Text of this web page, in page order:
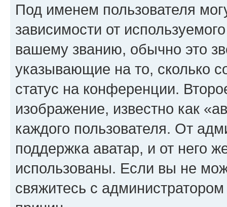
Под именем пользователя
зависимости от
вашему званию, обычно это
указывающие на то, сколько
статус на конференции.
изображение, известно как
каждого пользователя. От
поддержка аватар, и от него
использованы. Если вы не
свяжитесь с